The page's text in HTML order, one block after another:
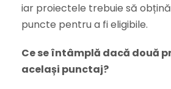
iar proiectele trebuie să
puncte pentru a fi eligibile.
Ce se întâmplă dacă două
același punctaj?